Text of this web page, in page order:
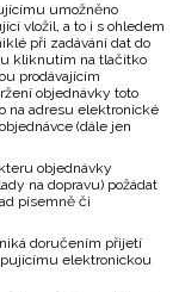
umožněno
vložil, a to i s ohledem
při zadávání dat do
kliknutím na tlačítko
prodávajícím
objednávky toto
na adresu elektronické
(dále jen
objednávky
na dopravu) požádat
písemně či
doručením přijetí
elektronickou